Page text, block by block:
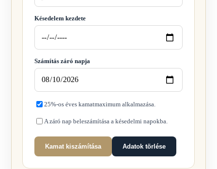
Késedelem kezdete
Számítás záró napja
25%-os éves kamatmaximum alkalmazása.
A záró nap beleszámítása a késedelmi napokba.
Kamat kiszámítása Adatok törlése